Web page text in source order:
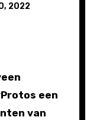
2022
een
van